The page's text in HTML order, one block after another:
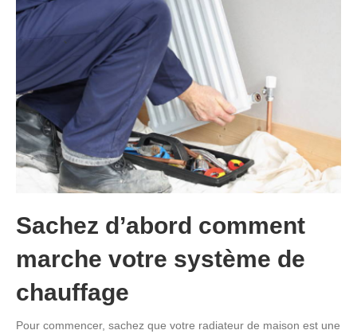
Sachez d’abord comment
marche votre système de
chauffage
Pour commencer, sachez que votre radiateur de maison est une